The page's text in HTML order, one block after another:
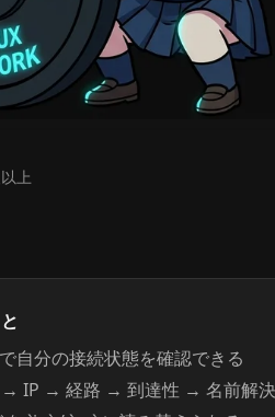
上
自分の接続状態を確認できる
→ IP → 経路 → 到達性 → 名前解